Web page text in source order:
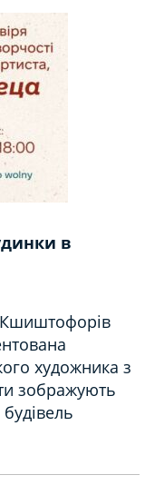
в
Кшиштофорів
художника з
зображують